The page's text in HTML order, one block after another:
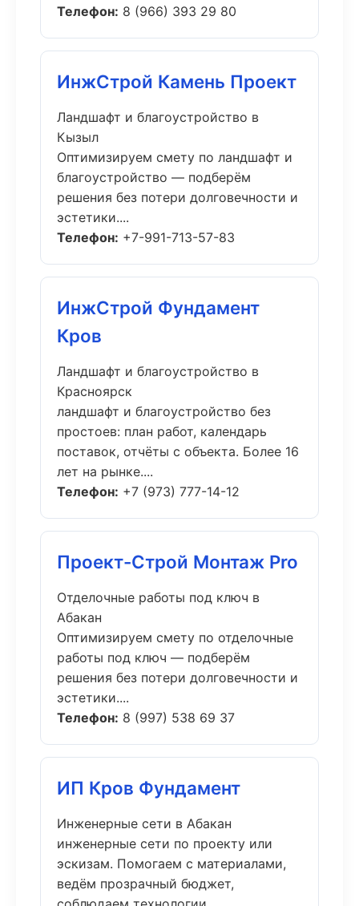
Телефон: 8 (966) 393 29 80
ИнжСтрой Камень Проект
Ландшафт и благоустройство в
Кызыл
Оптимизируем смету по ландшафт и
благоустройство — подберём
решения без потери долговечности и
эстетики....
Телефон: +7-991-713-57-83
ИнжСтрой Фундамент
Кров
Ландшафт и благоустройство в
Красноярск
ландшафт и благоустройство без
простоев: план работ, календарь
поставок, отчёты с объекта. Более 16
лет на рынке....
Телефон: +7 (973) 777-14-12
Проект-Строй Монтаж Pro
Отделочные работы под ключ в
Абакан
Оптимизируем смету по отделочные
работы под ключ — подберём
решения без потери долговечности и
эстетики....
Телефон: 8 (997) 538 69 37
ИП Кров Фундамент
Инженерные сети в Абакан
инженерные сети по проекту или
эскизам. Помогаем с материалами,
ведём прозрачный бюджет,